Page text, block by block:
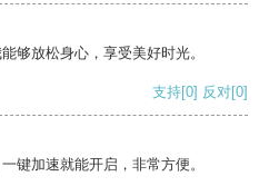
够放松身心，享受美好时光。
支持[0] 反对[0]
键加速就能开启，非常方便。